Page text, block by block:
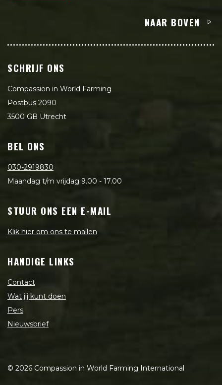
NAAR BOVEN
SCHRIJF ONS
Compassion in World Farming
Postbus 2090
3500 GB Utrecht
BEL ONS
030-2919830
Maandag t/m vrijdag 9.00 - 17.00
STUUR ONS EEN E-MAIL
Klik hier om ons te mailen
HANDIGE LINKS
Contact
Wat jij kunt doen
Pers
Nieuwsbrief
© 2026 Compassion in World Farming International